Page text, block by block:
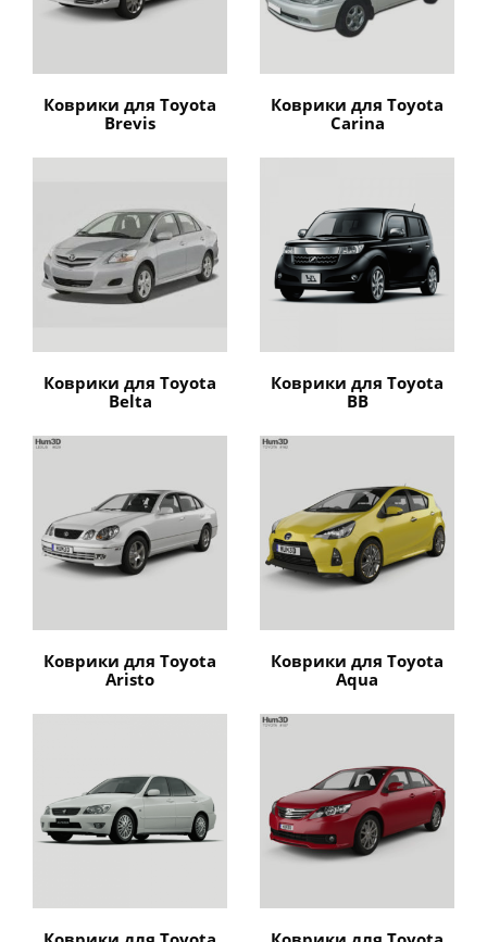
Коврики для Toyota
Brevis
Коврики для Toyota
Carina
Коврики для Toyota
Belta
Коврики для Toyota
BB
Коврики для Toyota
Aristo
Коврики для Toyota
Aqua